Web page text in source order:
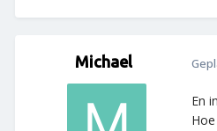
Michael
En